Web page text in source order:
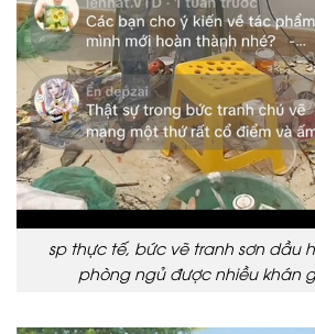
sp thực tế, bức vẽ tranh sơn dầu
phòng ngủ được nhiều khán